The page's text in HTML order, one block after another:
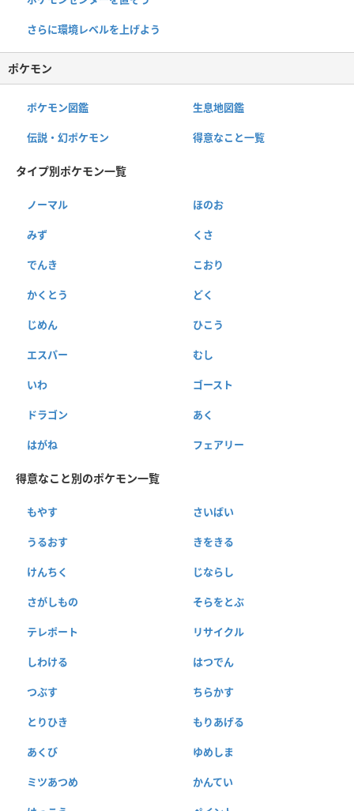
さらに環境レベルを上げよう
ポケモン
ポケモン図鑑 生息地図鑑
伝説・幻ポケモン 得意なこと一覧
タイプ別ポケモン一覧
ノーマル ほのお
みず くさ
でんき こおり
かくとう どく
じめん ひこう
エスパー むし
いわ ゴースト
ドラゴン あく
はがね フェアリー
得意なこと別のポケモン一覧
もやす さいばい
うるおす きをきる
けんちく じならし
さがしもの そらをとぶ
テレポート リサイクル
しわける はつでん
つぶす ちらかす
とりひき もりあげる
あくび ゆめしま
ミツあつめ かんてい